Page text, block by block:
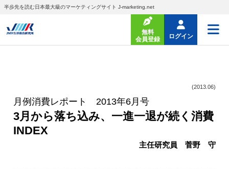
半歩先を読む日本最大級のマーケティングサイト J-marketing.net
無料
会員登録
ログイン
(2013.06)
月例消費レポート 2013年6月号
3月から落ち込み、一進一退が続く消費
INDEX
主任研究員 菅野 守